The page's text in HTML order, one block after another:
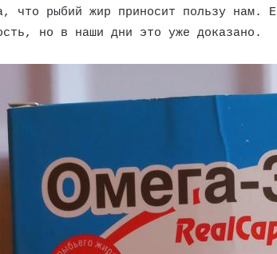
что рыбий жир приносит пользу нам.
но в наши дни это уже доказано.